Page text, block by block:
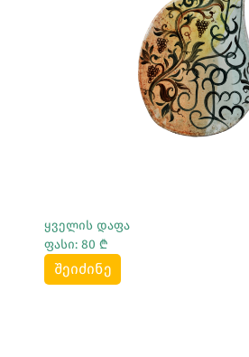
Სრულად Ნახვა
ყველის დაფა
ფასი: 80 ₾
შეიძინე